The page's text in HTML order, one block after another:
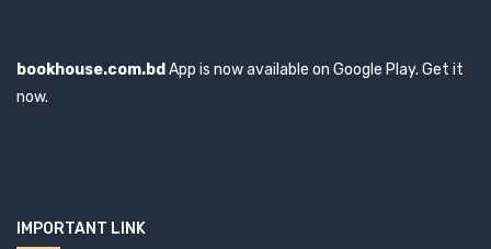
bookhouse.com.bd App is now available on Google Play. Get it
now.
IMPORTANT LINK